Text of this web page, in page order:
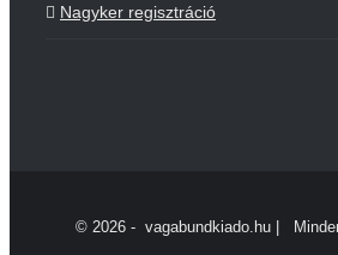
Nagyker regisztráció
© 2026 - vagabundkiado.hu |